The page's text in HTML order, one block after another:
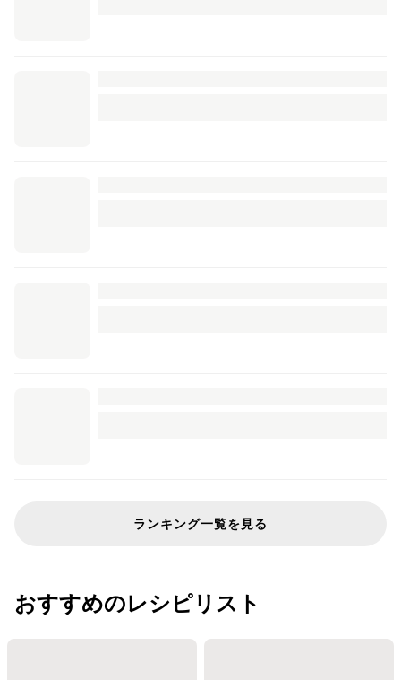
ランキング一覧を見る
おすすめのレシピリスト